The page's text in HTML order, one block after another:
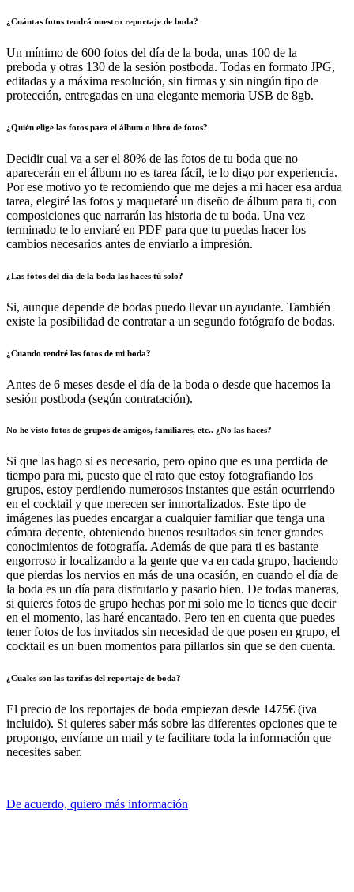
¿Cuántas fotos tendrá nuestro reportaje de boda?
Un mínimo de 600 fotos del día de la boda, unas 100 de la
preboda y otras 130 de la sesión postboda. Todas en formato JPG,
editadas y a máxima resolución, sin firmas y sin ningún tipo de
protección, entregadas en una elegante memoria USB de 8gb.
¿Quién elige las fotos para el álbum o libro de fotos?
Decidir cual va a ser el 80% de las fotos de tu boda que no
aparecerán en el álbum no es tarea fácil, te lo digo por experiencia.
Por ese motivo yo te recomiendo que me dejes a mi hacer esa ardua
tarea, elegiré las fotos y maquetaré un diseño de álbum para ti, con
composiciones que narrarán las historia de tu boda. Una vez
terminado te lo enviaré en PDF para que tu puedas hacer los
cambios necesarios antes de enviarlo a impresión.
¿Las fotos del día de la boda las haces tú solo?
Si, aunque depende de bodas puedo llevar un ayudante. También
existe la posibilidad de contratar a un segundo fotógrafo de bodas.
¿Cuando tendré las fotos de mi boda?
Antes de 6 meses desde el día de la boda o desde que hacemos la
sesión postboda (según contratación).
No he visto fotos de grupos de amigos, familiares, etc.. ¿No las haces?
Si que las hago si es necesario, pero opino que es una perdida de
tiempo para mi, puesto que el rato que estoy fotografiando los
grupos, estoy perdiendo numerosos instantes que están ocurriendo
en el cocktail y que merecen ser inmortalizados. Este tipo de
imágenes las puedes encargar a cualquier familiar que tenga una
cámara decente, obteniendo buenos resultados sin tener grandes
conocimientos de fotografía. Además de que para ti es bastante
engorroso ir localizando a la gente que va en cada grupo, haciendo
que pierdas los nervios en más de una ocasión, en cuando el día de
la boda es un día para disfrutarlo y pasarlo bien. De todas maneras,
si quieres fotos de grupo hechas por mi solo me lo tienes que decir
en el momento, las haré encantado. Pero ten en cuenta que puedes
tener fotos de los invitados sin necesidad de que posen en grupo, el
cocktail es un buen momentos para pillarlos sin que se den cuenta.
¿Cuales son las tarifas del reportaje de boda?
El precio de los reportajes de boda empiezan desde 1475€ (iva
incluido). Si quieres saber más sobre las diferentes opciones que te
propongo, envíame un mail y te facilitare toda la información que
necesites saber.
De acuerdo, quiero más información